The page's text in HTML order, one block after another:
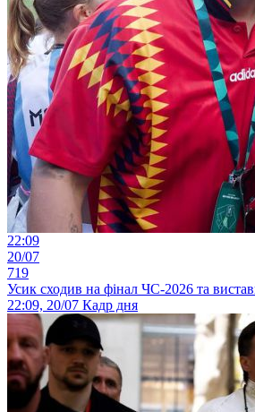
22:09
20/07
719
Усик сходив на фінал ЧС-2026 та
22:09, 20/07 Кадр дня